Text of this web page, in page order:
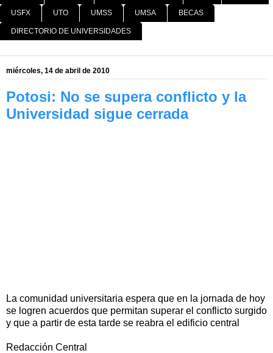
USFX UTO UMSS UMSA BECAS
DIRECTORIO DE UNIVERSIDADES
miércoles, 14 de abril de 2010
Potosi: No se supera conflicto y la
Universidad sigue cerrada
La comunidad universitaria espera que en la jornada de hoy
se logren acuerdos que permitan superar el conflicto surgido
y que a partir de esta tarde se reabra el edificio central
Redacción Central